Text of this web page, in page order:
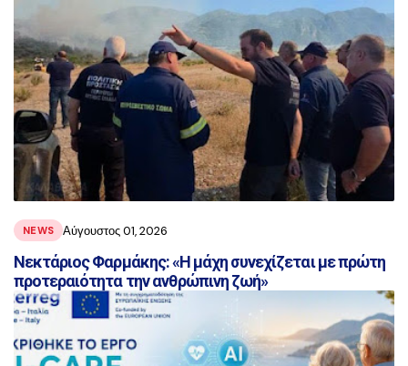
NEWS Αύγουστος 01, 2026
Νεκτάριος Φαρμάκης: «Η μάχη συνεχίζεται με πρώτη
προτεραιότητα την ανθρώπινη ζωή»